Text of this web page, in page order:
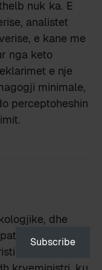
nuk ka. E
analistet
e kane me
nga keto
e nje
minimale,
perceptoheshin
dhe
të
kulturore
Subscribe